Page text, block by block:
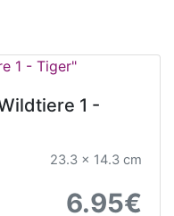
1 -
23.3 x 14.3 cm
6.95€